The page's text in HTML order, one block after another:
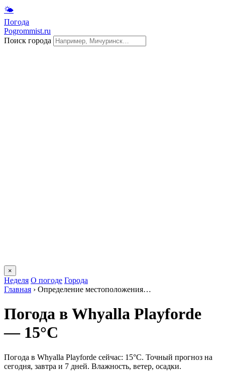
🌤
Погода
Pogrommist.ru
Поиск города
×
Неделя О погоде Города
Главная › Определение местоположения…
Погода в Whyalla Playfordе
— 15°C
Погода в Whyalla Playfordе сейчас: 15°C. Точный прогноз на
сегодня, завтра и 7 дней. Влажность, ветер, осадки.